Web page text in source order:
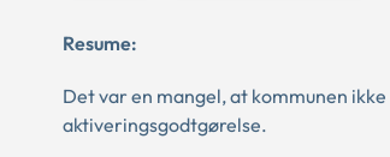
Resume:
Det var en mangel, at kommunen
aktiveringsgodtgørelse.